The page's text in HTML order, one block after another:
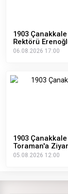
1903
Rektörü
06.08.2026 17:00
1903
Toraman'a
05.08.2026 12:00